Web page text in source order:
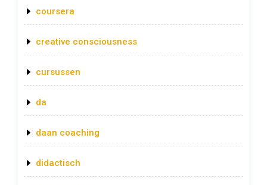
coursera
creative consciousness
cursussen
da
daan coaching
didactisch